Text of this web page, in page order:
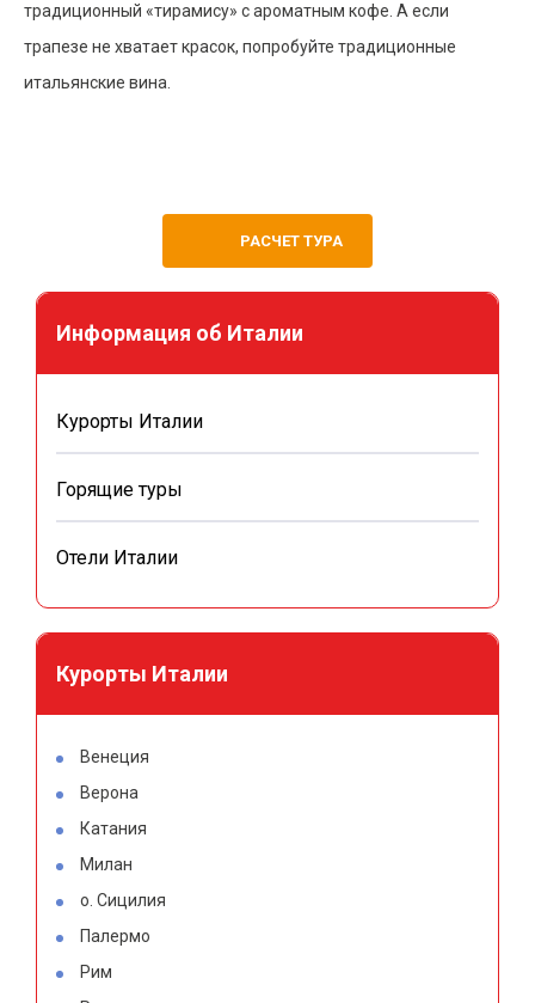
традиционный «тирамису» с ароматным кофе. А если
трапезе не хватает красок, попробуйте традиционные
итальянские вина.
РАСЧЕТ ТУРА
Информация об Италии
Курорты Италии
Горящие туры
Отели Италии
Курорты Италии
Венеция
Верона
Катания
Милан
о. Сицилия
Палермо
Рим